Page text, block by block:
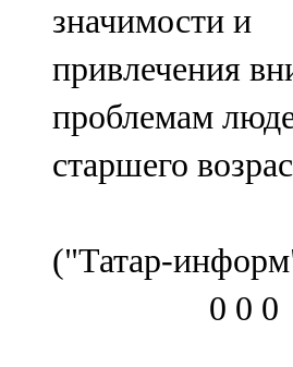
значимости и
привлечения
проблемам
старшего
("Татар-
0 0 0